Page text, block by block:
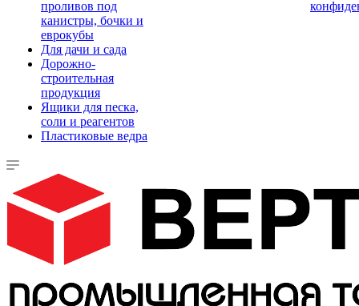
проливов под
канистры, бочки и
еврокубы
Для дачи и сада
Дорожно-
строительная
продукция
Ящики для песка,
соли и реагентов
Пластиковые ведра